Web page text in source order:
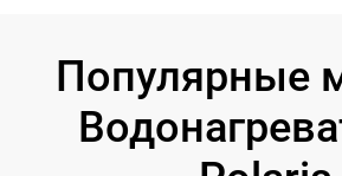
Популярные